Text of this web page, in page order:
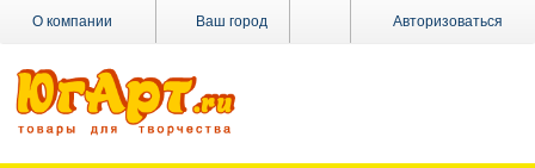
Ваш город Авторизоваться
О компании
Оплата